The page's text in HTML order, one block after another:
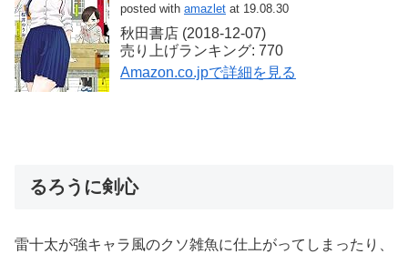
posted with amazlet at 19.08.30
秋田書店 (2018-12-07)
売り上げランキング: 770
Amazon.co.jpで詳細を見る
るろうに剣心
雷十太が強キャラ風のクソ雑魚に仕上がってしまったり、